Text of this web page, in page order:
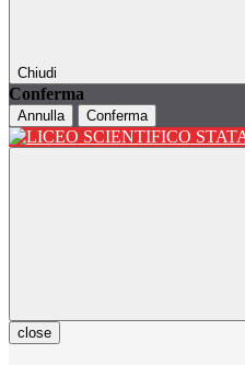
Chiudi
Conferma
Annulla Conferma
close